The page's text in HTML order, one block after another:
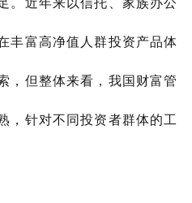
丰富高净值人群投资产品体
，但整体来看，我国财富管
，针对不同投资者群体的工